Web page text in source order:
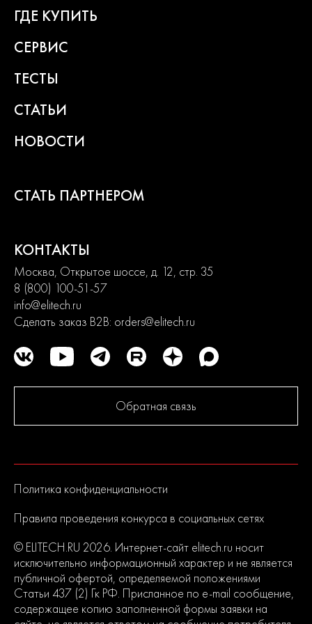
многократное тестирование. Каждая линейка продукции
состоит из сбалансированного ассортимента, способного
продвинутых. Продуманная конструкция узлов обеспечивает
Современный дизайн и превосходная эргономика
ГДЕ КУПИТЬ
СЕРВИС
ТЕСТЫ
СТАТЬИ
НОВОСТИ
СТАТЬ ПАРТНЕРОМ
КОНТАКТЫ
Москва, Открытое шоссе, д. 12, стр. 35
8 (800) 100-51-57
info@elitech.ru
Сделать заказ B2B: orders@elitech.ru
Обратная связь
Политика конфиденциальности
Правила проведения конкурса в социальных сетях
© ELITECH.RU 2026. Интернет-сайт elitech.ru носит
исключительно информационный характер и не является
публичной офертой, определяемой положениями
Статьи 437 (2) Гк РФ. Присланное по e-mail сообщение,
содержащее копию заполненной формы заявки на